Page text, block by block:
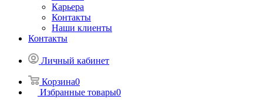
Карьера
Контакты
Наши клиенты
Контакты
Личный кабинет
Корзина0
Избранные товары0